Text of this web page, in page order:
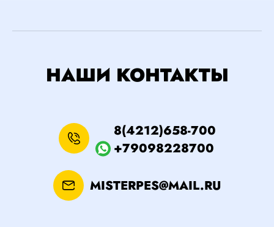
НАШИ КОНТАКТЫ
8(4212)658-700
+79098228700
MISTERPES@MAIL.RU